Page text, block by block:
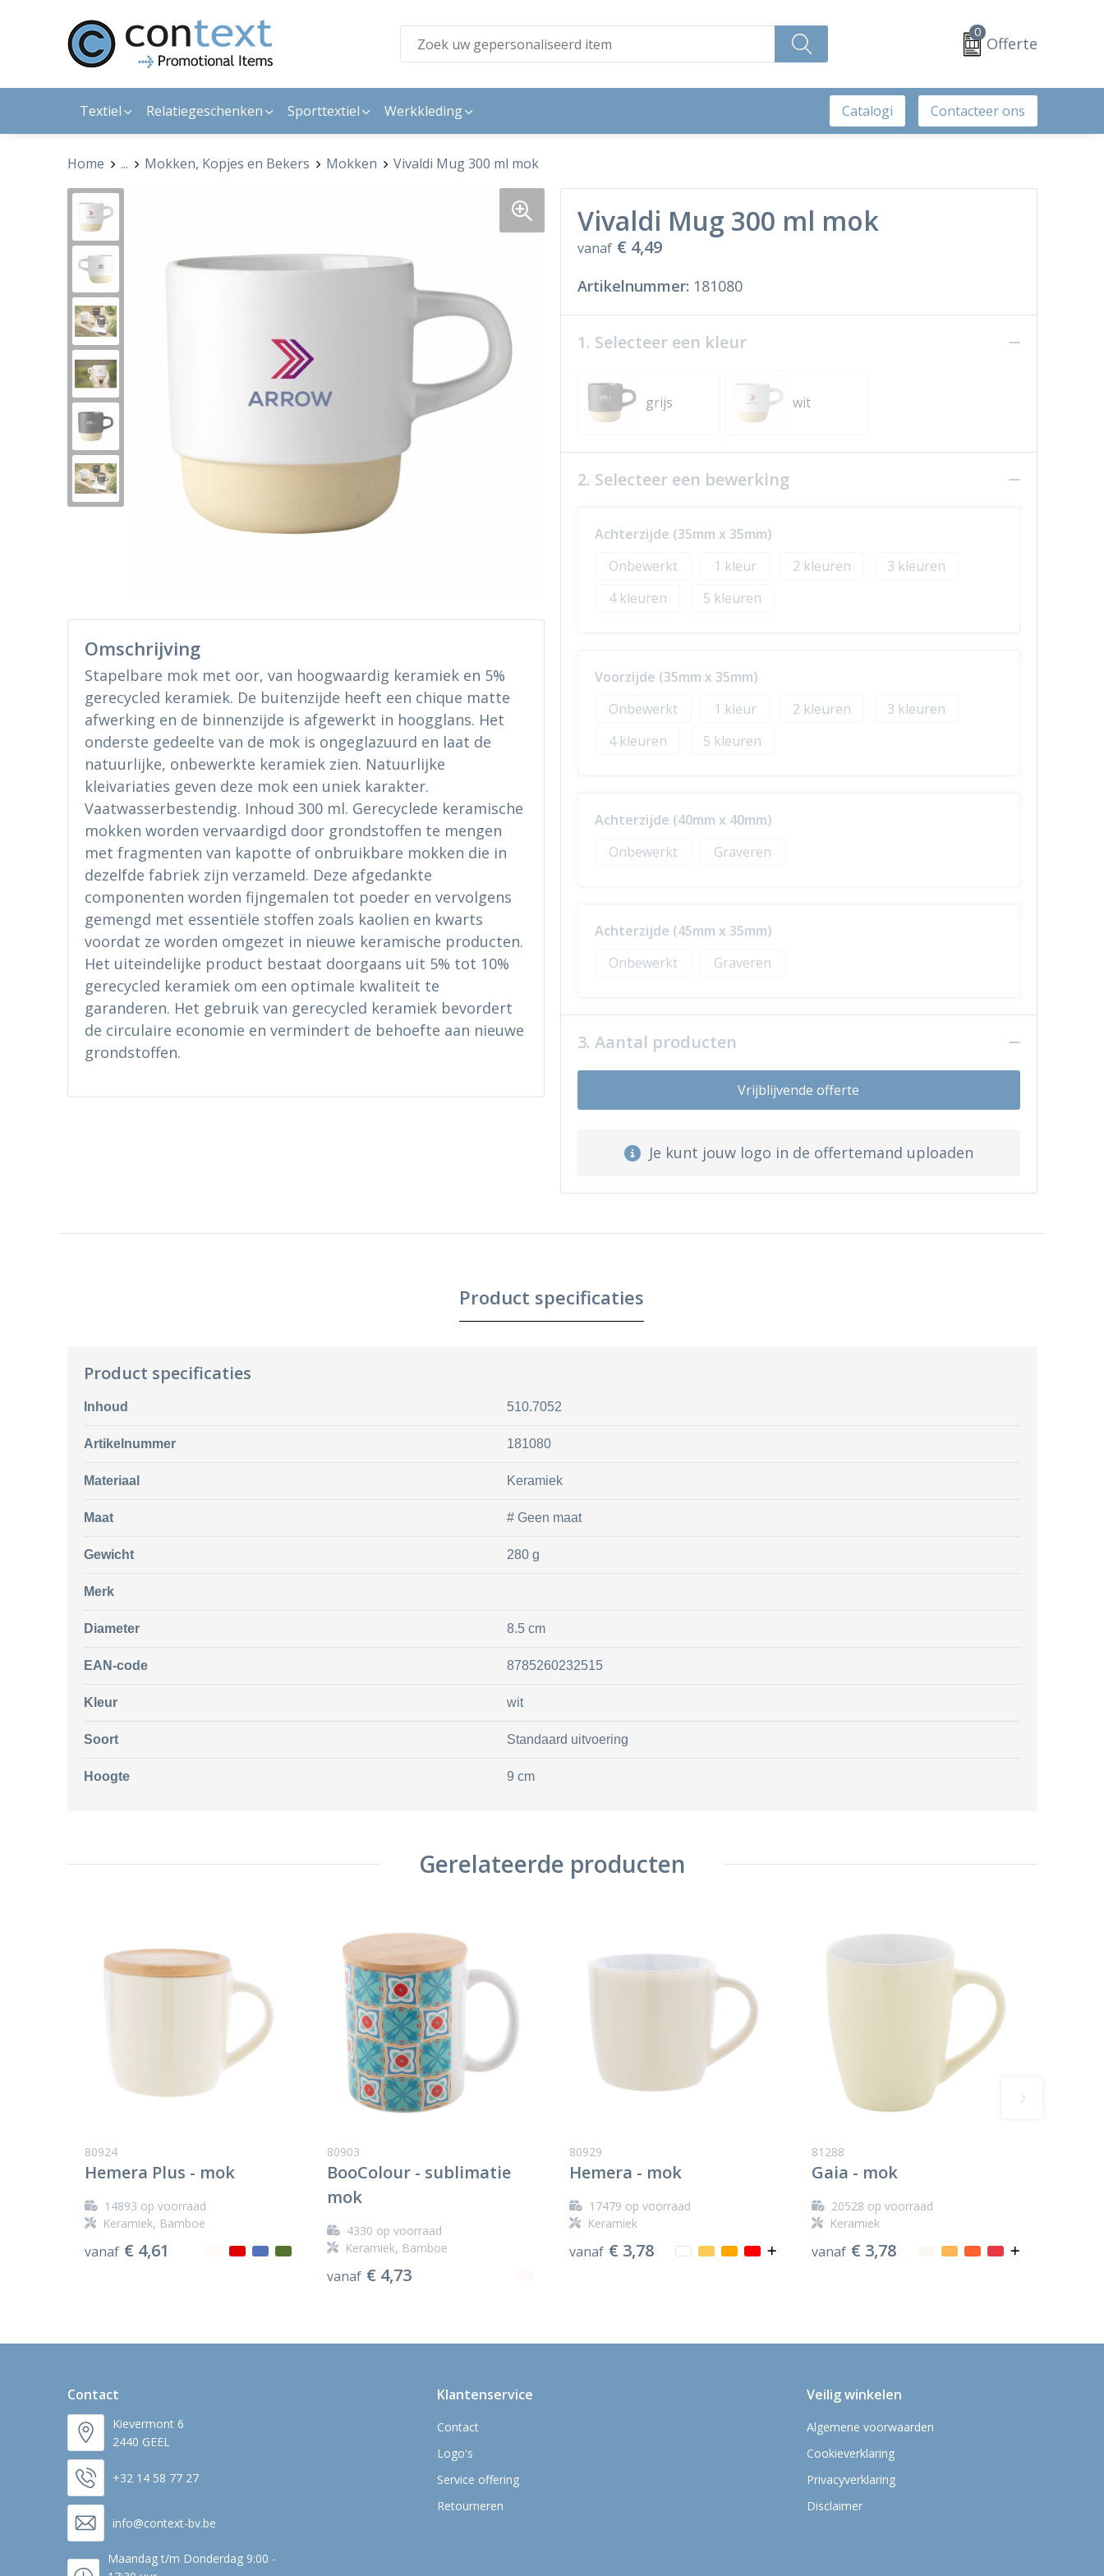
0
Offerte
Textiel Relatiegeschenken Sporttextiel Werkkleding Catalogi Contacteer ons
Home ... Mokken, Kopjes en Bekers Mokken Vivaldi Mug 300 ml mok
Omschrijving
Stapelbare mok met oor, van hoogwaardig keramiek en 5%
gerecycled keramiek. De buitenzijde heeft een chique matte
afwerking en de binnenzijde is afgewerkt in hoogglans. Het
onderste gedeelte van de mok is ongeglazuurd en laat de
natuurlijke, onbewerkte keramiek zien. Natuurlijke
kleivariaties geven deze mok een uniek karakter.
Vaatwasserbestendig. Inhoud 300 ml. Gerecyclede keramische
mokken worden vervaardigd door grondstoffen te mengen
met fragmenten van kapotte of onbruikbare mokken die in
dezelfde fabriek zijn verzameld. Deze afgedankte
componenten worden fijngemalen tot poeder en vervolgens
gemengd met essentiële stoffen zoals kaolien en kwarts
voordat ze worden omgezet in nieuwe keramische producten.
Het uiteindelijke product bestaat doorgaans uit 5% tot 10%
gerecycled keramiek om een optimale kwaliteit te
garanderen. Het gebruik van gerecycled keramiek bevordert
de circulaire economie en vermindert de behoefte aan nieuwe
grondstoffen.
Vivaldi Mug 300 ml mok
vanaf € 4,49
Artikelnummer: 181080
1. Selecteer een kleur
grijs wit
2. Selecteer een bewerking
Achterzijde (35mm x 35mm)
Onbewerkt
1 2
3
4
5
Voorzijde (35mm x 35mm)
Onbewerkt
1 2
3
4
5
Achterzijde (40mm x 40mm)
Onbewerkt
Graveren
Achterzijde (45mm x 35mm)
Onbewerkt
Graveren
3. Aantal producten
Vrijblijvende offerte
Je kunt jouw logo in de offertemand uploaden
Product specificaties
Product specificaties
Inhoud 510.7052
Artikelnummer 181080
Materiaal Keramiek
Maat # Geen maat
Gewicht 280 g
Merk
Diameter 8.5 cm
EAN-code 8785260232515
Kleur wit
Soort Standaard uitvoering
Hoogte 9 cm
Gerelateerde producten
80924
Hemera Plus - mok
14893 op voorraad
Keramiek, Bamboe
vanaf € 4,61
80903
BooColour - sublimatie
mok
4330 op voorraad
Keramiek, Bamboe
vanaf € 4,73
80929
Hemera - mok
17479 op voorraad
Keramiek
vanaf € 3,78
81288
Gaia - mok
20528 op voorraad
Keramiek
vanaf € 3,78
Contact
Kievermont 6
2440 GEEL
+32 14 58 77 27
info@context-bv.be
Maandag t/m Donderdag 9:00 -
Klantenservice
Contact
Logo's
Service offering
Retourneren
Veilig winkelen
Algemene voorwaarden
Cookieverklaring
Privacyverklaring
Disclaimer